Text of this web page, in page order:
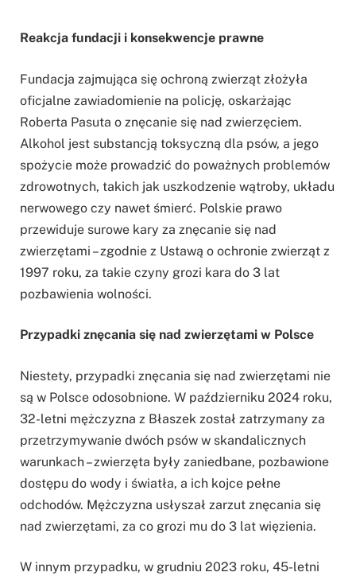
Reakcja fundacji i konsekwencje prawne
Fundacja zajmująca się ochroną zwierząt złożyła
oficjalne zawiadomienie na policję, oskarżając
Roberta Pasuta o znęcanie się nad zwierzęciem.
Alkohol jest substancją toksyczną dla psów, a jego
spożycie może prowadzić do poważnych problemów
zdrowotnych, takich jak uszkodzenie wątroby, układu
nerwowego czy nawet śmierć. Polskie prawo
przewiduje surowe kary za znęcanie się nad
zwierzętami – zgodnie z Ustawą o ochronie zwierząt z
1997 roku, za takie czyny grozi kara do 3 lat
pozbawienia wolności.
Przypadki znęcania się nad zwierzętami w Polsce
Niestety, przypadki znęcania się nad zwierzętami nie
są w Polsce odosobnione. W październiku 2024 roku,
32-letni mężczyzna z Błaszek został zatrzymany za
przetrzymywanie dwóch psów w skandalicznych
warunkach – zwierzęta były zaniedbane, pozbawione
dostępu do wody i światła, a ich kojce pełne
odchodów. Mężczyzna usłyszał zarzut znęcania się
nad zwierzętami, za co grozi mu do 3 lat więzienia.
W innym przypadku, w grudniu 2023 roku, 45-letni